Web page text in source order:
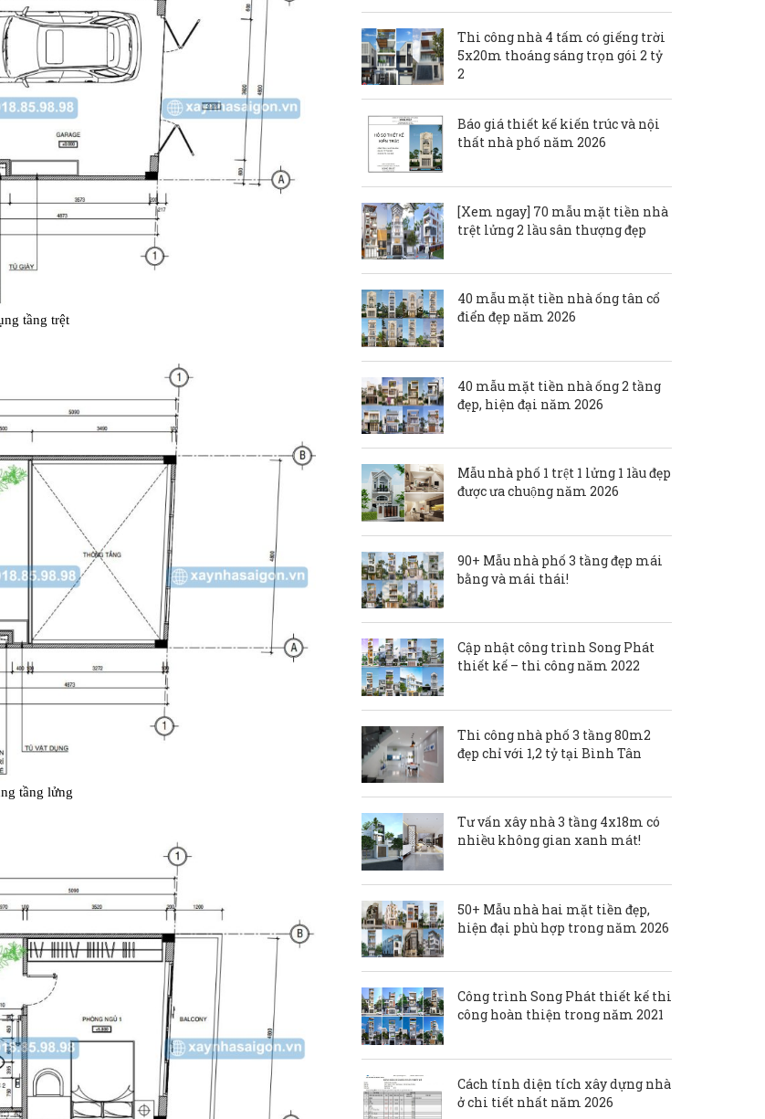
tầng trệt
tầng lửng
Thi công nhà 4 tấm có giếng trời
5x20m thoáng sáng trọn gói 2 tỷ
2
Báo giá thiết kế kiến trúc và nội
thất nhà phố năm 2026
[Xem ngay] 70 mẫu mặt tiền nhà
trệt lửng 2 lầu sân thượng đẹp
40 mẫu mặt tiền nhà ống tân cổ
điển đẹp năm 2026
40 mẫu mặt tiền nhà ống 2 tầng
đẹp, hiện đại năm 2026
Mẫu nhà phố 1 trệt 1 lửng 1 1ầu đẹp
được ưa chuộng năm 2026
90+ Mẫu nhà phố 3 tầng đẹp mái
bằng và mái thái!
Cập nhật công trình Song Phát
thiết kế – thi công năm 2022
Thi công nhà phố 3 tầng 80m2
đẹp chỉ với 1,2 tỷ tại Bình Tân
Tư vấn xây nhà 3 tầng 4x18m có
nhiều không gian xanh mát!
50+ Mẫu nhà hai mặt tiền đẹp,
hiện đại phù hợp trong năm 2026
Công trình Song Phát thiết kế thi
công hoàn thiện trong năm 2021
Cách tính diện tích xây dựng nhà
ở chi tiết nhất năm 2026